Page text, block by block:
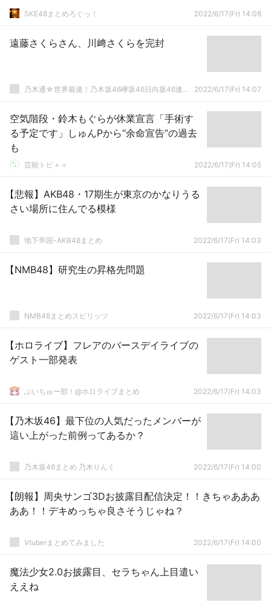
SKE48まとめろぐっ！ 2022/6/17(Fr) 14:08
遠藤さくらさん、川﨑さくらを完封
乃木通☆世界最速！乃木坂46欅坂46日向坂46速報まとめ 2022/6/17(Fr) 14:07
空気階段・鈴木もぐらが休業宣言「手術す
る予定です」しゅんPから“余命宣告”の過去
も
芸能トピ＋＋ 2022/6/17(Fr) 14:05
【悲報】AKB48・17期生が東京のかなりうる
さい場所に住んでる模様
地下帝国-AKB48まとめ 2022/6/17(Fr) 14:03
【NMB48】研究生の昇格先問題
NMB48まとめスピリッツ 2022/6/17(Fr) 14:03
【ホロライブ】フレアのバースデイライブの
ゲスト一部発表
ぶいちゅー部！@ホロライブまとめ 2022/6/17(Fr) 14:03
【乃木坂46】最下位の人気だったメンバーが
這い上がった前例ってあるか？
乃木坂46まとめ 乃木りんく 2022/6/17(Fr) 14:00
【朗報】周央サンゴ3Dお披露目配信決定！！きちゃあああ
ああ！！デキめっちゃ良さそうじゃね？
Vtuberまとめてみました 2022/6/17(Fr) 14:00
魔法少女2.0お披露目、セラちゃん上目遣い
ええね